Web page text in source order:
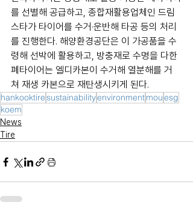
를 선별해 공급하고, 종합재활용업체인 드림
스타가 타이어를 수거·운반해 타공 등의 처리
를 진행한다. 해양환경공단은 이 가공품을 수
령해 선박에 활용하고, 방충재로 수명을 다한
폐타이어는 엘디카본이 수거해 열분해를 거
쳐 재생 카본으로 재탄생시키게 된다.
hankooktiresustainabilityenvironmentmouesg
koem
News
Tire